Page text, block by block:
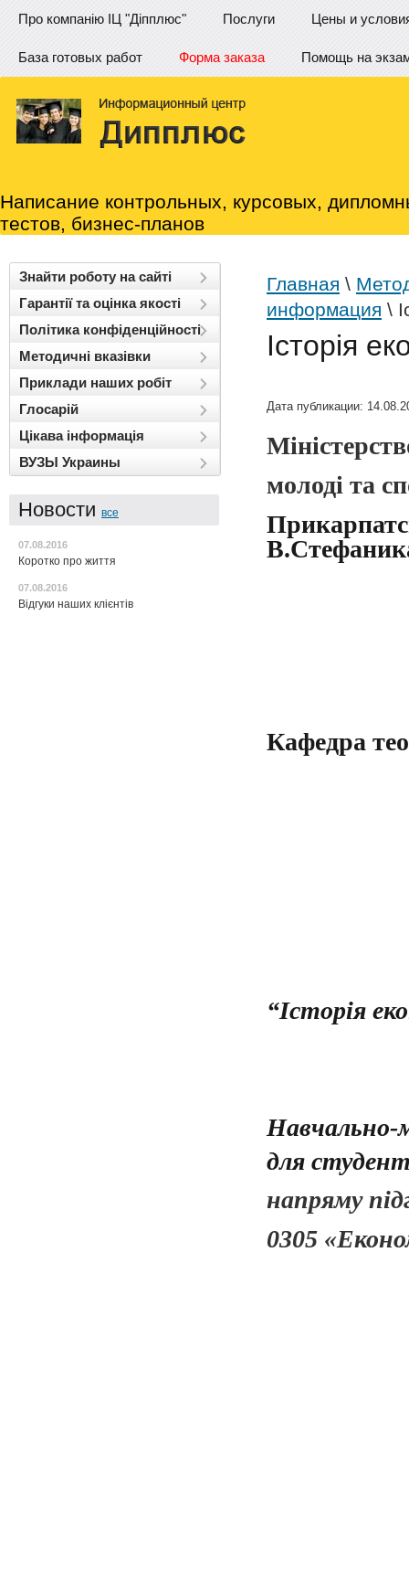
Про компанію ІЦ "Діпплюс" Послуги Цены и
База готовых работ Форма заказа Помощь на
Написание контрольных, курсовых,
тестов, бизнес-планов
Знайти роботу на сайті
Гарантії та оцінка якості
Політика конфіденційності
Методичні вказівки
Приклади наших робіт
Глосарій
Цікава інформація
ВУЗЫ Украины
Новости все
07.08.2016
Коротко про життя
07.08.2016
Відгуки наших клієнтів
Главная \
информация \
Історія
Дата публикации:
молоді та
Кафедра
“Історія
Навчально-
для
напряму
0305